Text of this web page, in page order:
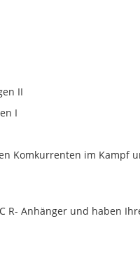
II
I
Komkurrenten im Kampf
R- Anhänger und haben